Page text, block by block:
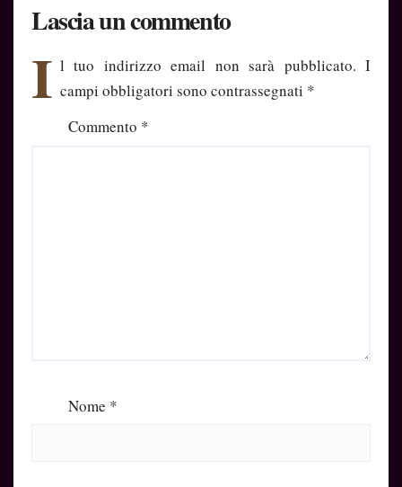
Lascia un commento
I l tuo indirizzo email non sarà pubblicato. I
campi obbligatori sono contrassegnati *
Commento *
Nome *